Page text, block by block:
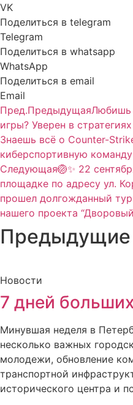
VK
Поделиться в telegram
Telegram
Поделиться в whatsapp
WhatsApp
Поделиться в email
Email
Пред.ПредыдущаяЛюбишь
игры? Уверен в
Знаешь всё о Counter-
киберспортивную
Следующая🏐✨ 22
площадке по адресу ул.
прошел долгожданный
нашего проекта
Предыдущие
Новости
7 дней
Минувшая неделя в
несколько важных
молодежи, обновление
транспортной
исторического центра и